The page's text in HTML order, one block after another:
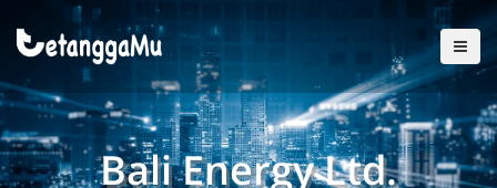
Bali Energy Ltd.